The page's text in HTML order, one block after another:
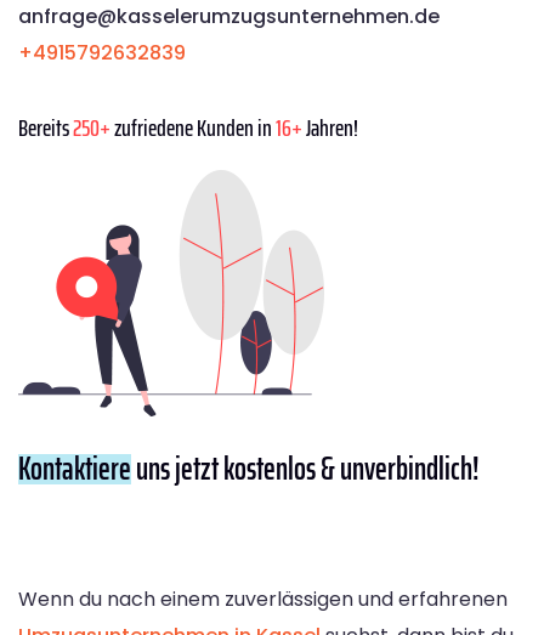
anfrage@kasselerumzugsunternehmen.de
+4915792632839
Bereits250+zufriedene Kunden in16+Jahren!
Kontaktiereuns jetzt kostenlos & unverbindlich!
Wenn du nach einem zuverlässigen und erfahrenen